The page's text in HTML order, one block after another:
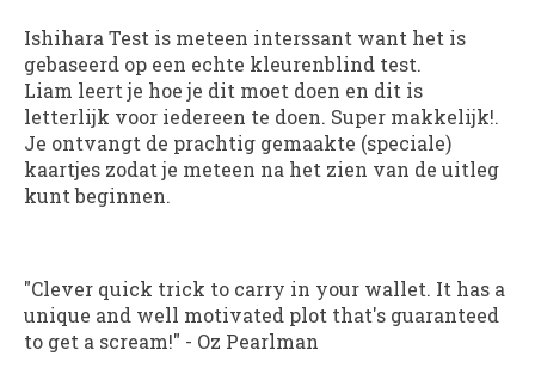
Ishihara Test is meteen interssant want het is
gebaseerd op een echte kleurenblind test.
Liam leert je hoe je dit moet doen en dit is
letterlijk voor iedereen te doen. Super makkelijk!.
Je ontvangt de prachtig gemaakte (speciale)
kaartjes zodat je meteen na het zien van de uitleg
kunt beginnen.
"Clever quick trick to carry in your wallet. It has a
unique and well motivated plot that's guaranteed
to get a scream!" - Oz Pearlman